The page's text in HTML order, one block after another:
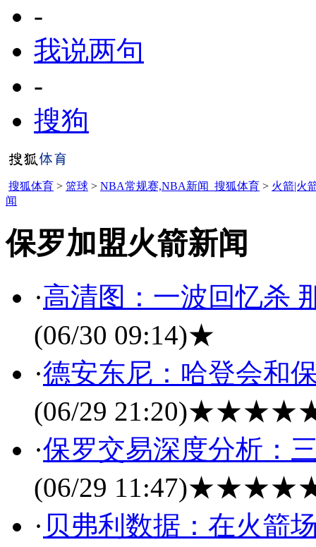
-
我说两句
-
搜狗
搜狐体育 > 篮球 > NBA常规赛,NBA新闻_搜狐体育 > 火箭|火
闻
保罗加盟火箭新闻
·高清图：一波回忆杀
(06/30 09:14)★
·德安东尼：哈登会和
(06/29 21:20)
·保罗交易深度分析：
(06/29 11:47)
· 贝弗利数据：在火箭